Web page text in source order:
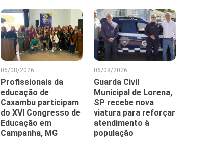
06/08/2026
Profissionais da
educação de
Caxambu participam
do XVI Congresso de
Educação em
Campanha, MG
06/08/2026
Guarda Civil
Municipal de Lorena,
SP recebe nova
viatura para reforçar
atendimento à
população